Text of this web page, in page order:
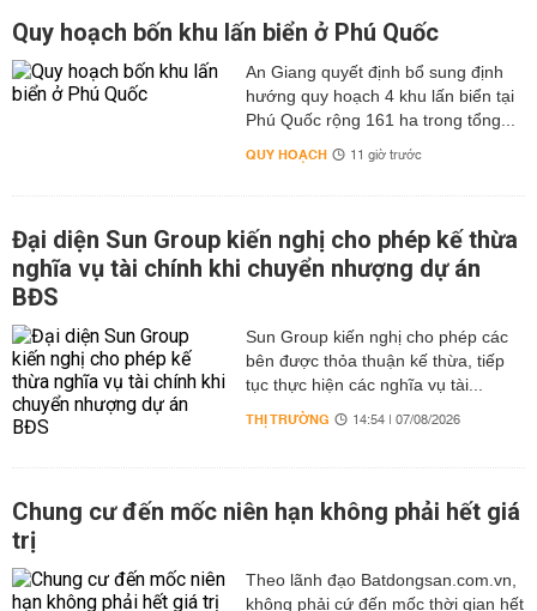
Quy hoạch bốn khu lấn biển ở Phú Quốc
An Giang quyết định bổ sung định
hướng quy hoạch 4 khu lấn biển tại
Phú Quốc rộng 161 ha trong tổng...
QUY HOẠCH 11 giờ trước
Đại diện Sun Group kiến nghị cho phép kế thừa
nghĩa vụ tài chính khi chuyển nhượng dự án
BĐS
Sun Group kiến nghị cho phép các
bên được thỏa thuận kế thừa, tiếp
tục thực hiện các nghĩa vụ tài...
THỊ TRƯỜNG 14:54 | 07/08/2026
Chung cư đến mốc niên hạn không phải hết giá
trị
Theo lãnh đạo Batdongsan.com.vn,
không phải cứ đến mốc thời gian hết